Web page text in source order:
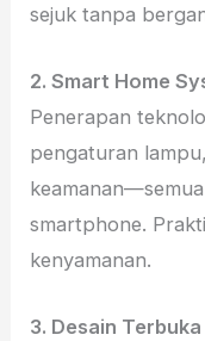
sejuk tanpa
2. Smart Home
Penerapan
pengaturan
smartphone.
kenyamanan.
3. Desain